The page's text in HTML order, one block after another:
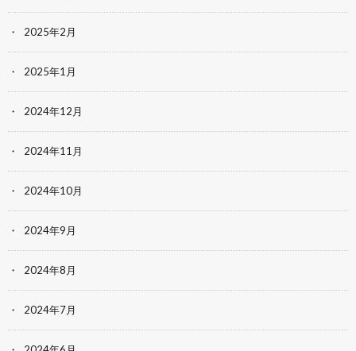
2025年2月
2025年1月
2024年12月
2024年11月
2024年10月
2024年9月
2024年8月
2024年7月